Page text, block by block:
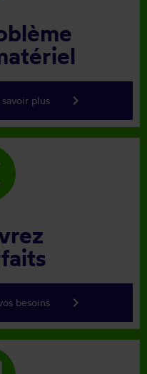
plus keyboard_arrow_right
besoins keyboard_arrow_right